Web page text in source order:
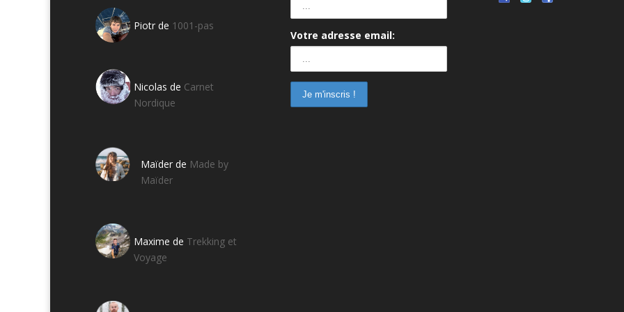
Piotr de 1001-pas
Nicolas de Carnet
Nordique
Maïder de Made by
Maïder
Maxime de Trekking et
Voyage
Votre adresse email: